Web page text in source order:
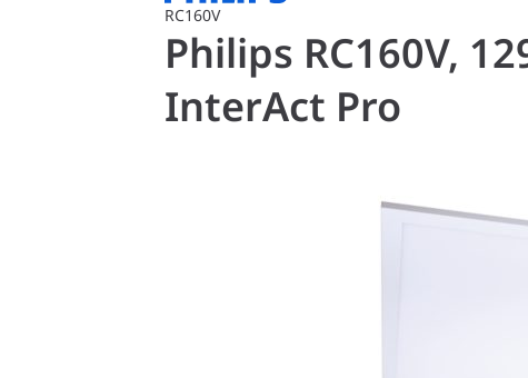
RC160V
Philips RC160V,
InterAct Pro